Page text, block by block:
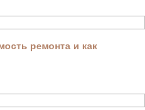
ремонта и как